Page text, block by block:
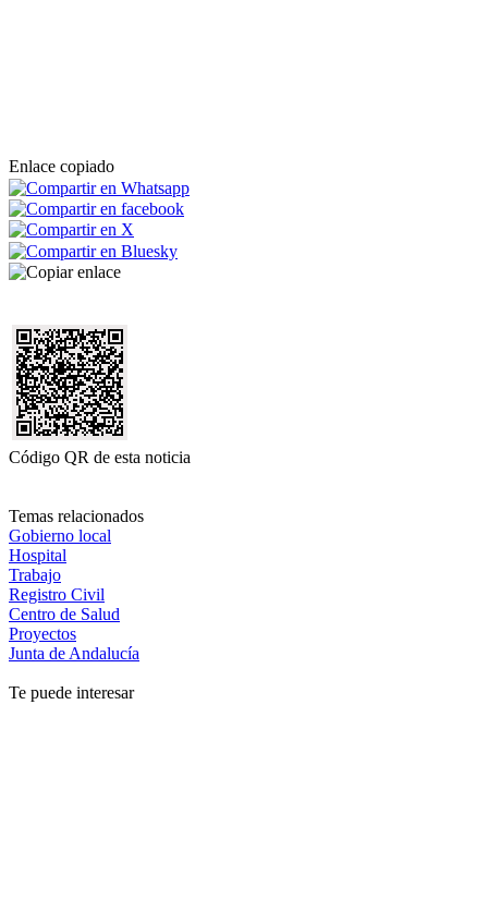
Enlace copiado
Código QR de esta noticia
Temas relacionados
Gobierno local
Hospital
Trabajo
Registro Civil
Centro de Salud
Proyectos
Junta de Andalucía
Te puede interesar